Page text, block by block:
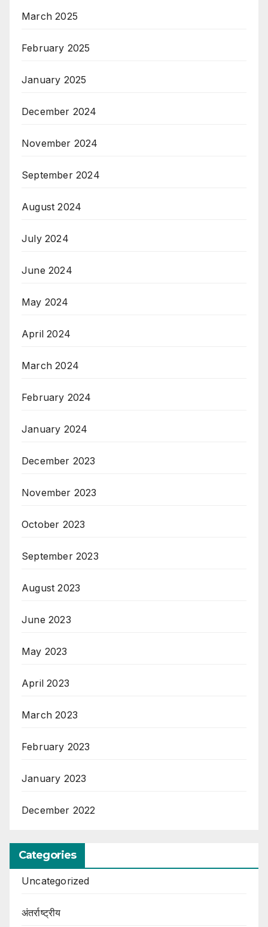
March 2025
February 2025
January 2025
December 2024
November 2024
September 2024
August 2024
July 2024
June 2024
May 2024
April 2024
March 2024
February 2024
January 2024
December 2023
November 2023
October 2023
September 2023
August 2023
June 2023
May 2023
April 2023
March 2023
February 2023
January 2023
December 2022
Categories
Uncategorized
अंतर्राष्ट्रीय